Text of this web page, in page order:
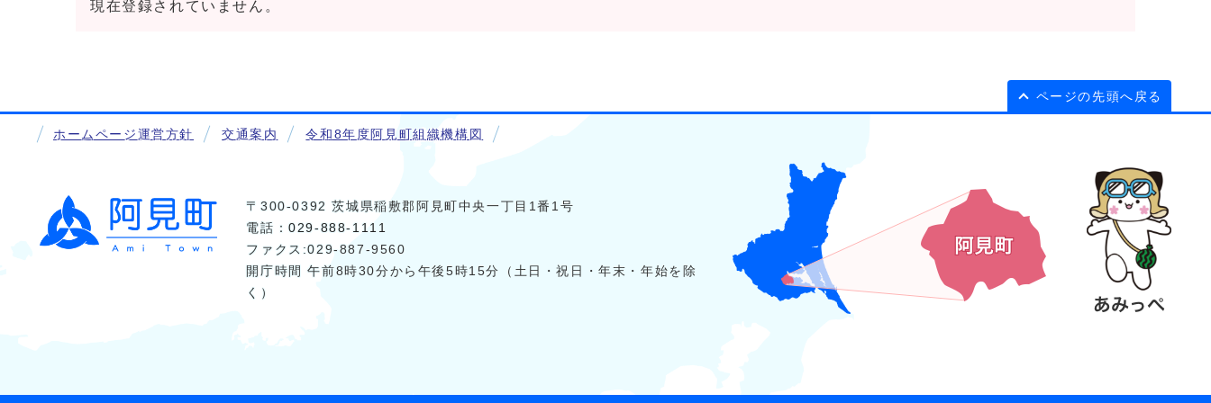
現在登録されていません。
ページの先頭へ戻る
ホームページ運営方針 交通案内 令和8年度阿見町組織機構図
〒300-0392 茨城県稲敷郡阿見町中央一丁目1番1号
電話：029-888-1111
ファクス:029-887-9560
開庁時間 午前8時30分から午後5時15分（土日・祝日・年末・年始を除
く）